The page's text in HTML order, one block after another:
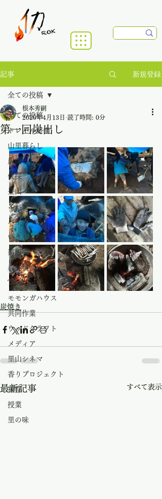
記事 新規登録
全ての投稿
トレイル整備
山里暮らし
炭焼き
伐採
登山
イベント
バイオマス
いきもの
薪販売
森林整備
TreeClimb
モモンガハウス
共同作業
ウッドクラフト
メディア
里山シネマ
香りプロジェクト
視察
授業
里の味
全ての投稿
第一回炭出し
根本秀嗣
2020年4月13日 読了時間: 0分
炭焼き
最新記事 すべて表示